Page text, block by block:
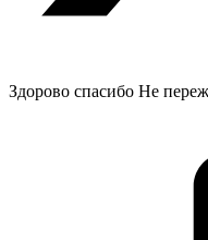
Здорово спасибо Не